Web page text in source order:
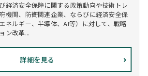
経済安全保障に関する政策動向や技術トレ
機関、防衛関連企業、ならびに経済安全保
ネルギー、半導体、AI等）に対して、戦略
ン改革...
詳細を見る